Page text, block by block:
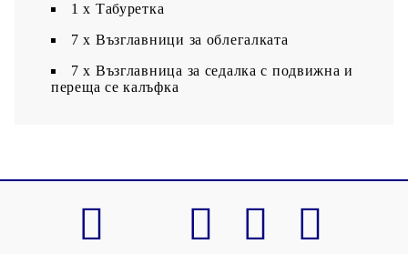
1 x Табуретка
7 x Възглавници за облегалката
7 x Възглавница за седалка с подвижна и
переща се калъфка